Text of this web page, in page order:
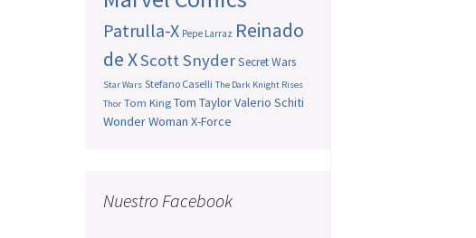
Patrulla-X Pepe Larraz Reinado
de XScott SnyderSecret Wars
Star Wars Stefano Caselli The Dark Knight Rises
Thor Tom King Tom TaylorValerio Schiti
Wonder Woman X-Force
Nuestro Facebook